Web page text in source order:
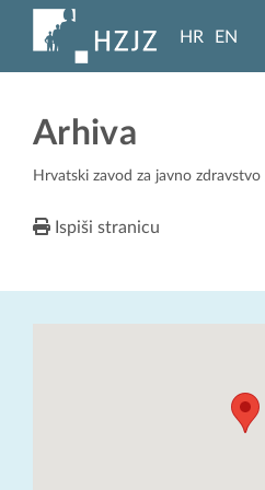
HR EN
Arhiva
Hrvatski zavod za javno zdravstvo
Ispiši stranicu